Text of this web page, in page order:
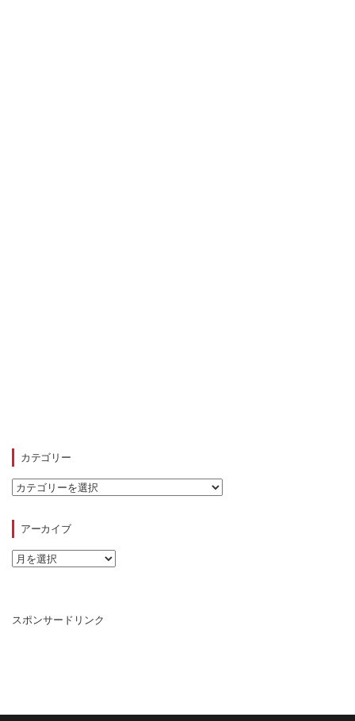
カテゴリー
カ
テ
ー
アーカイブ
ア
ー
スポンサードリンク